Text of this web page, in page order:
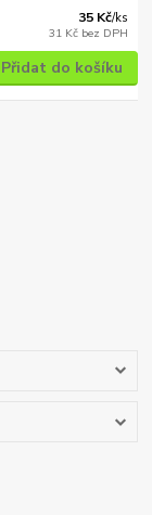
35 Kč/ks
31 Kč bez DPH
Přidat do košíku